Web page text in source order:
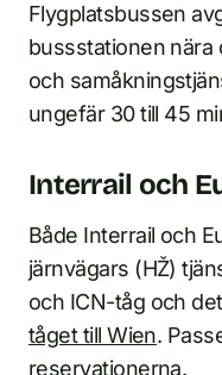
Flygplatsbussen
bussstationen nära
och
ungefär 30 till 45
Interrail och
Både Interrail och
järnvägars (HŽ)
och ICN-tåg och
tåget till Wien.
reservationerna.